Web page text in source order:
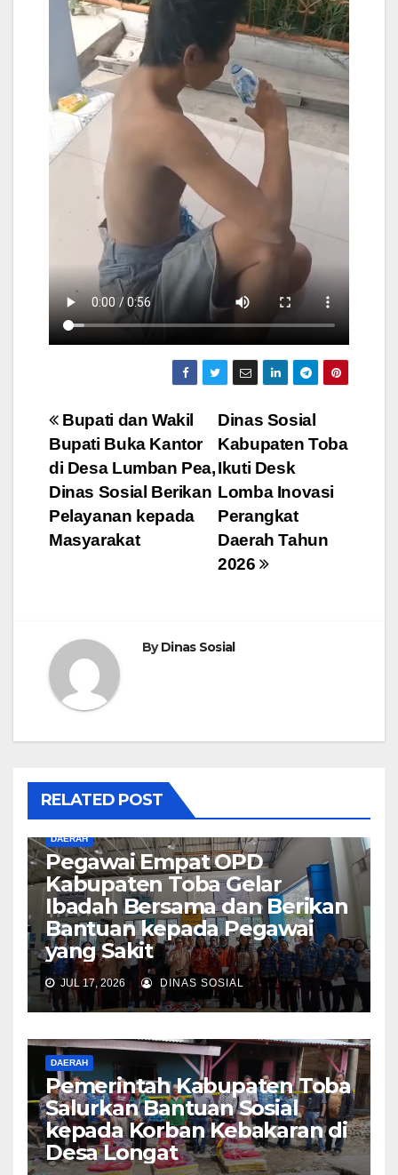
Navigasi
pos
Dinas Sosial
Kabupaten Toba
Ikuti Desk
Lomba Inovasi
Perangkat
Daerah Tahun
2026
Bupati dan Wakil
Bupati Buka Kantor
di Desa Lumban Pea,
Dinas Sosial Berikan
Pelayanan kepada
Masyarakat
ByDinas Sosial
RELATED POST
DAERAH
Pegawai Empat OPD
Kabupaten Toba Gelar
Ibadah Bersama dan Berikan
Bantuan kepada Pegawai
yang Sakit
JUL 17, 2026 DINAS SOSIAL
DAERAH
Pemerintah Kabupaten Toba
Salurkan Bantuan Sosial
kepada Korban Kebakaran di
Desa Longat